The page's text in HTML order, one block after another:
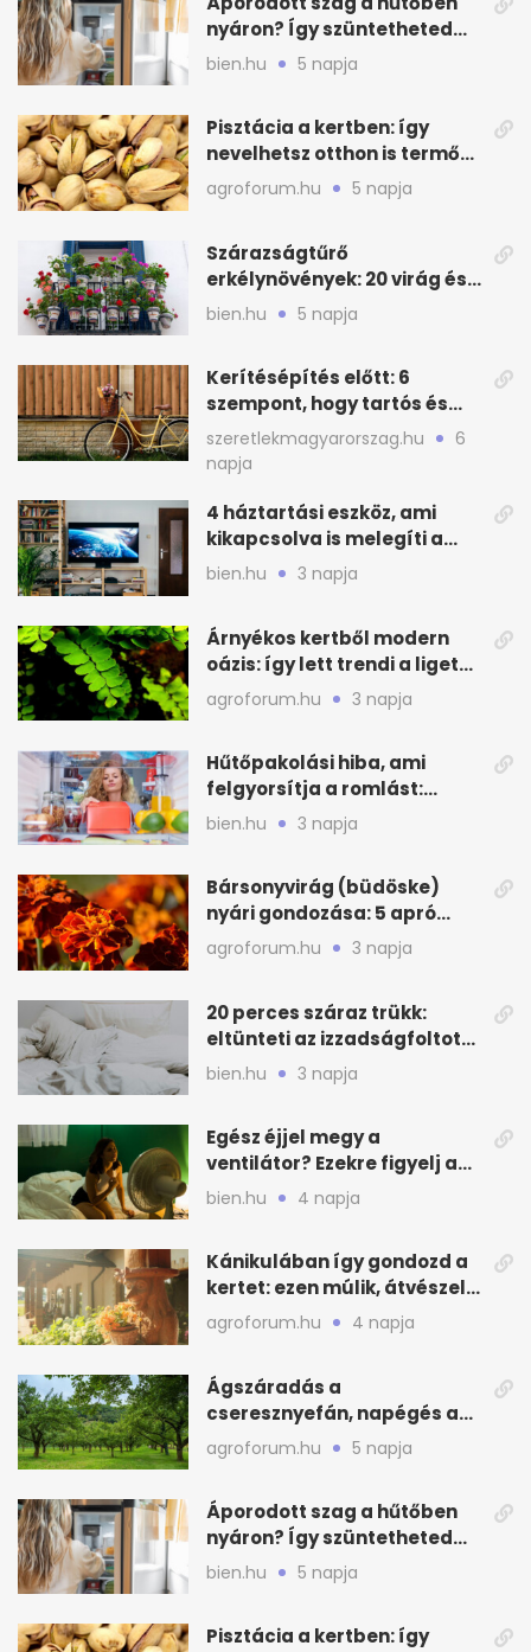
nyáron? Így szüntetheted
meg olcsón
bien.hu 5 napja
Pisztácia a kertben: így
nevelhetsz otthon is termő
növényt
agroforum.hu 5 napja
Szárazságtűrő
erkélynövények: 20 virág és
cserje a forró nyárra
bien.hu 5 napja
Kerítésépítés előtt: 6
szempont, hogy tartós és
praktikus legyen
szeretlekmagyarorszag.hu
6
napja
4 háztartási eszköz, ami
kikapcsolva is melegíti a
lakást
bien.hu 3 napja
Árnyékos kertből modern
oázis: így lett trendi a ligetes
zöld
agroforum.hu 3 napja
Hűtőpakolási hiba, ami
felgyorsítja a romlást:
zónákra figyelj
bien.hu 3 napja
Bársonyvirág (büdöske)
nyári gondozása: 5 apró
lépés a dús virágzásért
agroforum.hu 3 napja
20 perces száraz trükk:
eltünteti az izzadságfoltot
és a szagot a matracról
bien.hu 3 napja
Egész éjjel megy a
ventilátor? Ezekre figyelj a
hőségben alvásnál
bien.hu 4 napja
Kánikulában így gondozd a
kertet: ezen múlik, átvészeli-
e a hőséget
agroforum.hu 4 napja
Ágszáradás a
cseresznyefán, napégés a
kajszin: mit tehetsz most?
agroforum.hu 5 napja
Áporodott szag a hűtőben
nyáron? Így szüntetheted
meg olcsón
bien.hu 5 napja
Pisztácia a kertben: így